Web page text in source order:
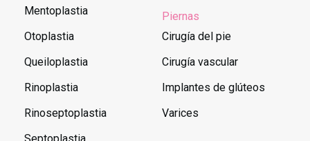
Mentoplastia
Otoplastia
Queiloplastia
Rinoplastia
Rinoseptoplastia
Piernas
Cirugía del pie
Cirugía vascular
Implantes de glúteos
Varices